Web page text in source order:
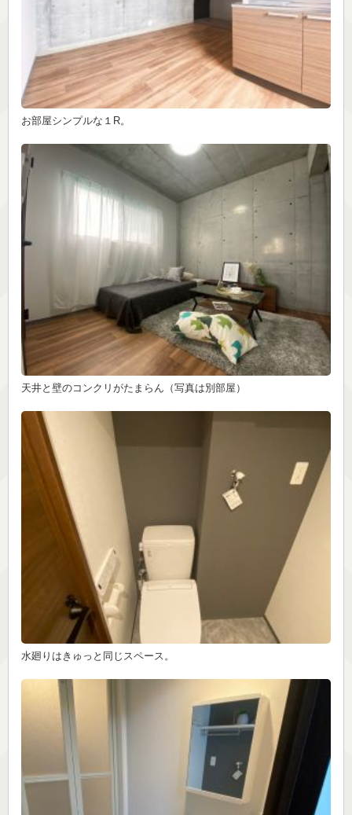
お部屋シンプルな１R。
天井と壁のコンクリがたまらん（写真は別部屋）
水廻りはきゅっと同じスペース。